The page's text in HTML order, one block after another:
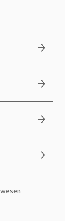
arrow_forward
arrow_forward
arrow_forward
arrow_forward